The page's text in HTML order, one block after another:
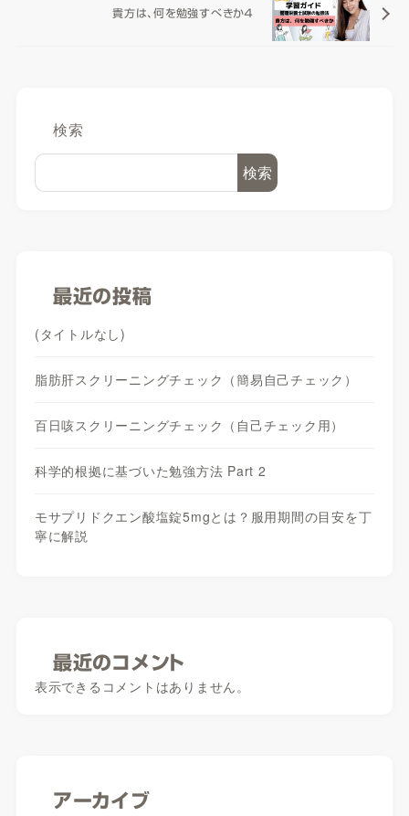
貴方は、何を勉強すべきか４
検索
検索
最近の投稿
(タイトルなし)
脂肪肝スクリーニングチェック（簡易自己チェック）
百日咳スクリーニングチェック（自己チェック用）
科学的根拠に基づいた勉強方法 Part 2
モサプリドクエン酸塩錠5mgとは？服用期間の目安を丁
寧に解説
最近のコメント
表示できるコメントはありません。
アーカイブ